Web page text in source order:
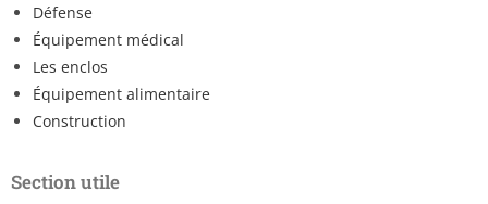
Défense
Équipement médical
Les enclos
Équipement alimentaire
Construction
Section utile